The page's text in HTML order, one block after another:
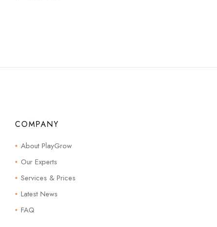
COMPANY
About PlayGrow
Our Experts
Services & Prices
Latest News
FAQ